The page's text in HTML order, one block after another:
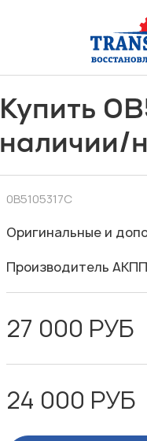
Купить
наличии/
0B5105317C
Оригинальные и
Производитель
27 000 РУБ
24 000 РУБ